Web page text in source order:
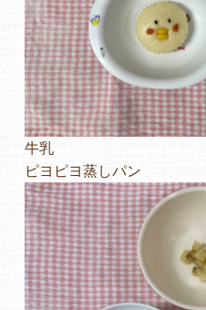
ヒーローズにしのみや保育園
ヒーローズ旭保育園
キッズ１ハート旭保育所
園の様子
お知らせ
牛乳
ピヨピヨ蒸しパン